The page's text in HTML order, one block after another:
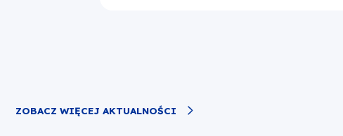
ZOBACZ WIĘCEJ AKTUALNOŚCI